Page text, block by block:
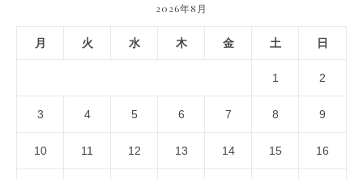
2026年8月
月 火 水 木 金 土 日
1 2
3 4 5 6 7 8 9
10 11 12 13 14 15 16